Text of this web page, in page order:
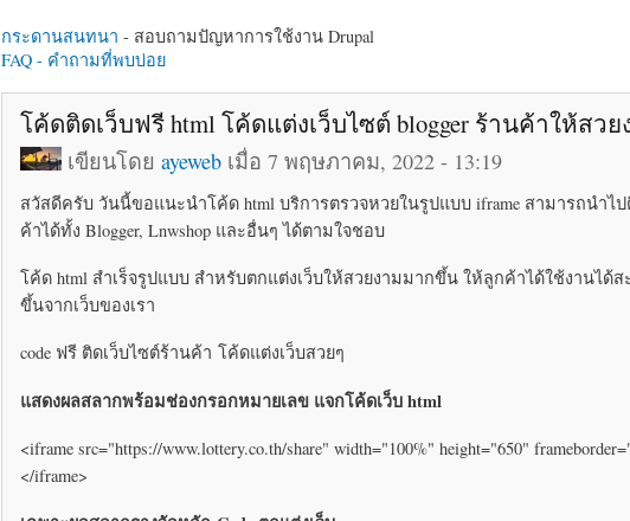
กระดานสนทนา - สอบถามปัญหาการใช้งาน Drupal
FAQ - คำถามที่พบบ่อย
โค้ดติดเว็บฟรี html โค้ดแต่งเว็บไซต์ blogger ร้านค้าให้สวย
เขียนโดย ayewebเมื่อ 7 พฤษภาคม, 2022 - 13:19
สวัสดีครับ วันนี้ขอแนะนำโค้ด html บริการตรวจหวยในรูปแบบ iframe สามารถนำไป
ค้าได้ทั้ง Blogger, Lnwshop และอื่นๆ ได้ตามใจชอบ
โค้ด html สำเร็จรูปแบบ สำหรับตกแต่งเว็บให้สวยงามมากขึ้น ให้ลูกค้าได้ใช้งานได้
ขึ้นจากเว็บของเรา
code ฟรี ติดเว็บไซต์ร้านค้า โค้ดแต่งเว็บสวยๆ
แสดงผลสลากพร้อมช่องกรอกหมายเลข แจกโค้ดเว็บ html
<iframe src="https://www.lottery.co.th/share" width="100%" height="650"
</iframe>